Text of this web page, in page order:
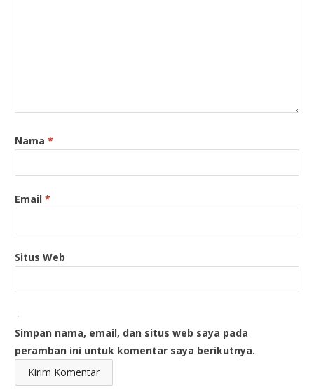
Nama*
Email*
Situs Web
Simpan nama, email, dan situs web saya pada
peramban ini untuk komentar saya berikutnya.